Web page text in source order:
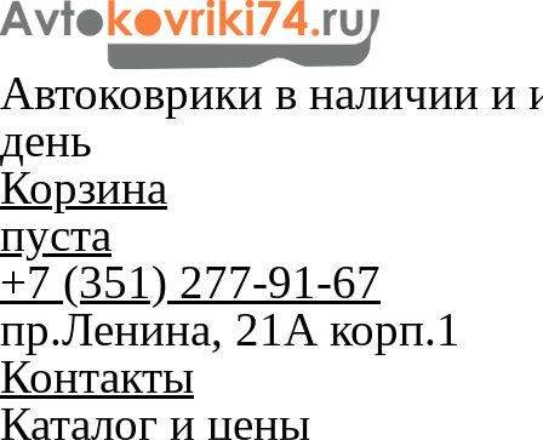
Автоковрики в наличии и
день
Корзина
пуста
+7 (351) 277-91-67
пр.Ленина, 21А корп.1
Контакты
Каталог и цены